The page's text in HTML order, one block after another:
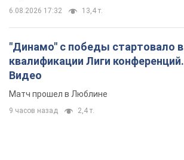
6.08.2026 17:32 13,4 т.
"Динамо" с победы стартовало в
квалификации Лиги конференций.
Видео
Матч прошел в Люблине
9 часов назад 2,4 т.